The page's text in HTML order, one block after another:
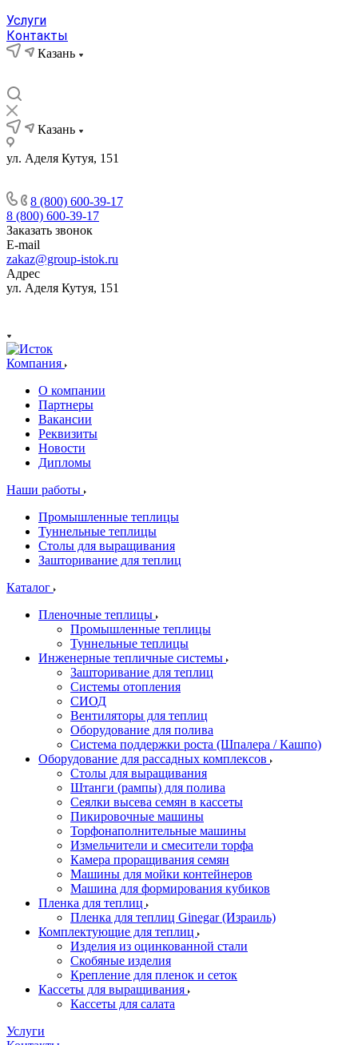
Услуги
Контакты
Казань
Казань
ул. Аделя Кутуя, 151
8 (800) 600-39-17
8 (800) 600-39-17
Заказать звонок
E-mail
zakaz@group-istok.ru
Адрес
ул. Аделя Кутуя, 151
Компания
О компании
Партнеры
Вакансии
Реквизиты
Новости
Дипломы
Наши работы
Промышленные теплицы
Туннельные теплицы
Столы для выращивания
Зашторивание для теплиц
Каталог
Пленочные теплицы
Промышленные теплицы
Туннельные теплицы
Инженерные тепличные системы
Зашторивание для теплиц
Системы отопления
СИОД
Вентиляторы для теплиц
Оборудование для полива
Система поддержки роста (Шпалера / Кашпо)
Оборудование для рассадных комплексов
Столы для выращивания
Штанги (рампы) для полива
Сеялки высева семян в кассеты
Пикировочные машины
Торфонаполнительные машины
Измельчители и смесители торфа
Камера проращивания семян
Машины для мойки контейнеров
Машина для формирования кубиков
Пленка для теплиц
Пленка для теплиц Ginegar (Израиль)
Комплектующие для теплиц
Изделия из оцинкованной стали
Скобяные изделия
Крепление для пленок и сеток
Кассеты для выращивания
Кассеты для салата
Услуги